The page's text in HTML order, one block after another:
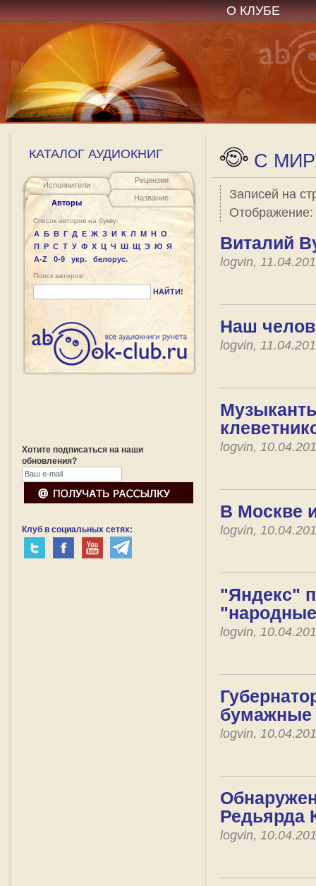
О КЛУБЕ
КАТАЛОГ АУДИОКНИГ
Исполнители
Авторы
Рецензии
Название
Список авторов на букву:
А Б В Г Д Е Ж З И К Л М Н О
П Р С Т У Ф Х Ц Ч Ш Щ Э Ю Я
A-Z
0-9 укр. белорус.
Поиск авторов:
НАЙТИ!
Хотите подписаться на наши
обновления?
Клуб в социальных сетях:
C
Записей на
Отображение:
Виталий
logvin,
Наш
logvin,
logvin,
В Москве
logvin,
"Яндекс"
logvin,
бумажные
logvin,
Редьярда
logvin,